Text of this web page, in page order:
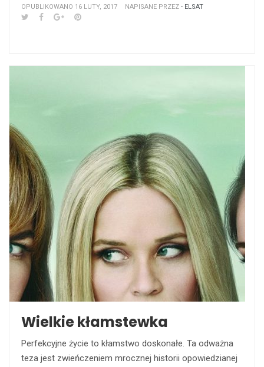
OPUBLIKOWANO 16 LUTY, 2017 NAPISANE PRZEZ - ELSAT
Wielkie kłamstewka
Perfekcyjne życie to kłamstwo doskonałe. Ta odważna
teza jest zwieńczeniem mrocznej historii opowiedzianej